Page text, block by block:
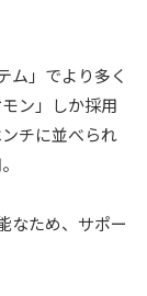
ム」でより多く
ン」しか採用
チに並べられ
なため、サポー